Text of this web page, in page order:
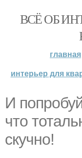
ВСЁ ОБ
главная
интерьер для
И
что
скучно!